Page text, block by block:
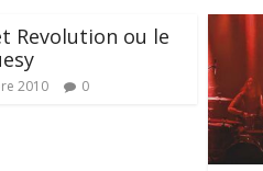
Revolution ou le
2010 0